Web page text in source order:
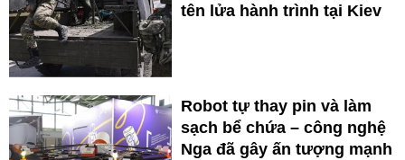
tên lửa hành trình tại Kiev
Robot tự thay pin và làm
sạch bể chứa – công nghệ
Nga đã gây ấn tượng mạnh